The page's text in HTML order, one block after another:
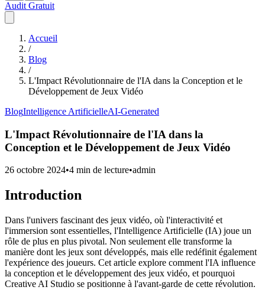
Audit Gratuit
Accueil
/
Blog
/
L'Impact Révolutionnaire de l'IA dans la Conception et le
Développement de Jeux Vidéo
BlogIntelligence ArtificielleAI-Generated
L'Impact Révolutionnaire de l'IA dans la
Conception et le Développement de Jeux Vidéo
26 octobre 2024•4 min de lecture•admin
Introduction
Dans l'univers fascinant des jeux vidéo, où l'interactivité et
l'immersion sont essentielles, l'Intelligence Artificielle (IA) joue un
rôle de plus en plus pivotal. Non seulement elle transforme la
manière dont les jeux sont développés, mais elle redéfinit également
l'expérience des joueurs. Cet article explore comment l'IA influence
la conception et le développement des jeux vidéo, et pourquoi
Creative AI Studio se positionne à l'avant-garde de cette révolution.